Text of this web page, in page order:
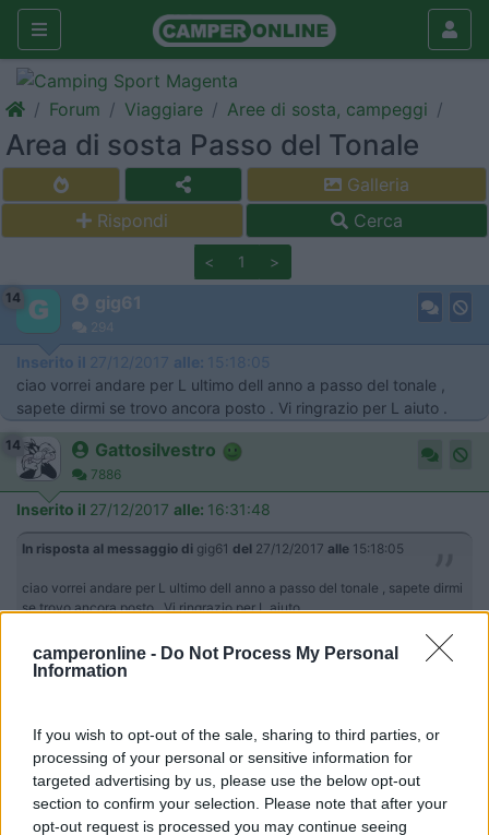
camperonline - Do Not Process My Personal
Information
If you wish to opt-out of the sale, sharing to third parties, or
processing of your personal or sensitive information for
targeted advertising by us, please use the below opt-out
section to confirm your selection. Please note that after your
opt-out request is processed you may continue seeing
Forum Viaggiare Aree di sosta, campeggi
Area di sosta Passo del Tonale
Galleria
Rispondi
Cerca
< 1 >
14 gig61
294
Inserito il 27/12/2017 alle: 15:18:05
ciao vorrei andare per L ultimo dell anno a passo del tonale ,
sapete dirmi se trovo ancora posto . Vi ringrazio per L aiuto .
14 Gattosilvestro
7886
Inserito il 27/12/2017 alle: 16:31:48
In risposta al messaggio di gig61 del 27/12/2017 alle 15:18:05
ciao vorrei andare per L ultimo dell anno a passo del tonale , sapete dirmi
se trovo ancora posto . Vi ringrazio per L aiuto .
vermigliovacanze.it/dt_hotels/area-camper-paradiso
L'area ha parecchi posti comunque.
Keep calm e buon camper Corrado
gig61